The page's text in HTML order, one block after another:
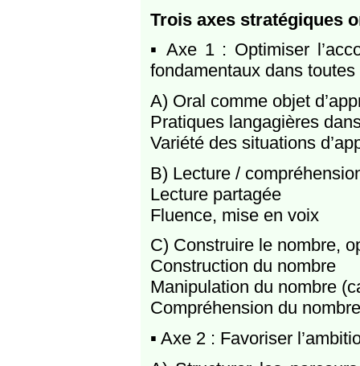
Trois axes stratégiques
▪ Axe 1 : Optimiser
fondamentaux dans
A) Oral comme objet
Pratiques langagières
Variété des situations
B) Lecture /
Lecture partagée
Fluence, mise en voix
C) Construire le nombre,
Construction du nombre
Manipulation du nombre
Compréhension du
▪ Axe 2 : Favoriser